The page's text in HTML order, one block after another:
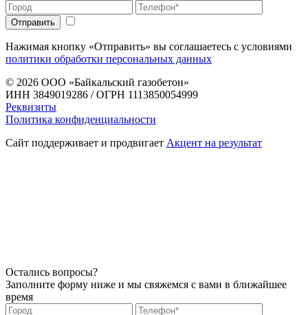
Нажимая кнопку «Отправить» вы соглашаетесь с условиями
политики обработки персональных данных
© 2026 ООО «Байкальский газобетон»
ИНН 3849019286 / ОГРН 1113850054999
Реквизиты
Политика конфиденциальности
Сайт поддерживает и продвигает Акцент на результат
Остались вопросы?
Заполните форму ниже и мы свяжемся с вами в ближайшее
время